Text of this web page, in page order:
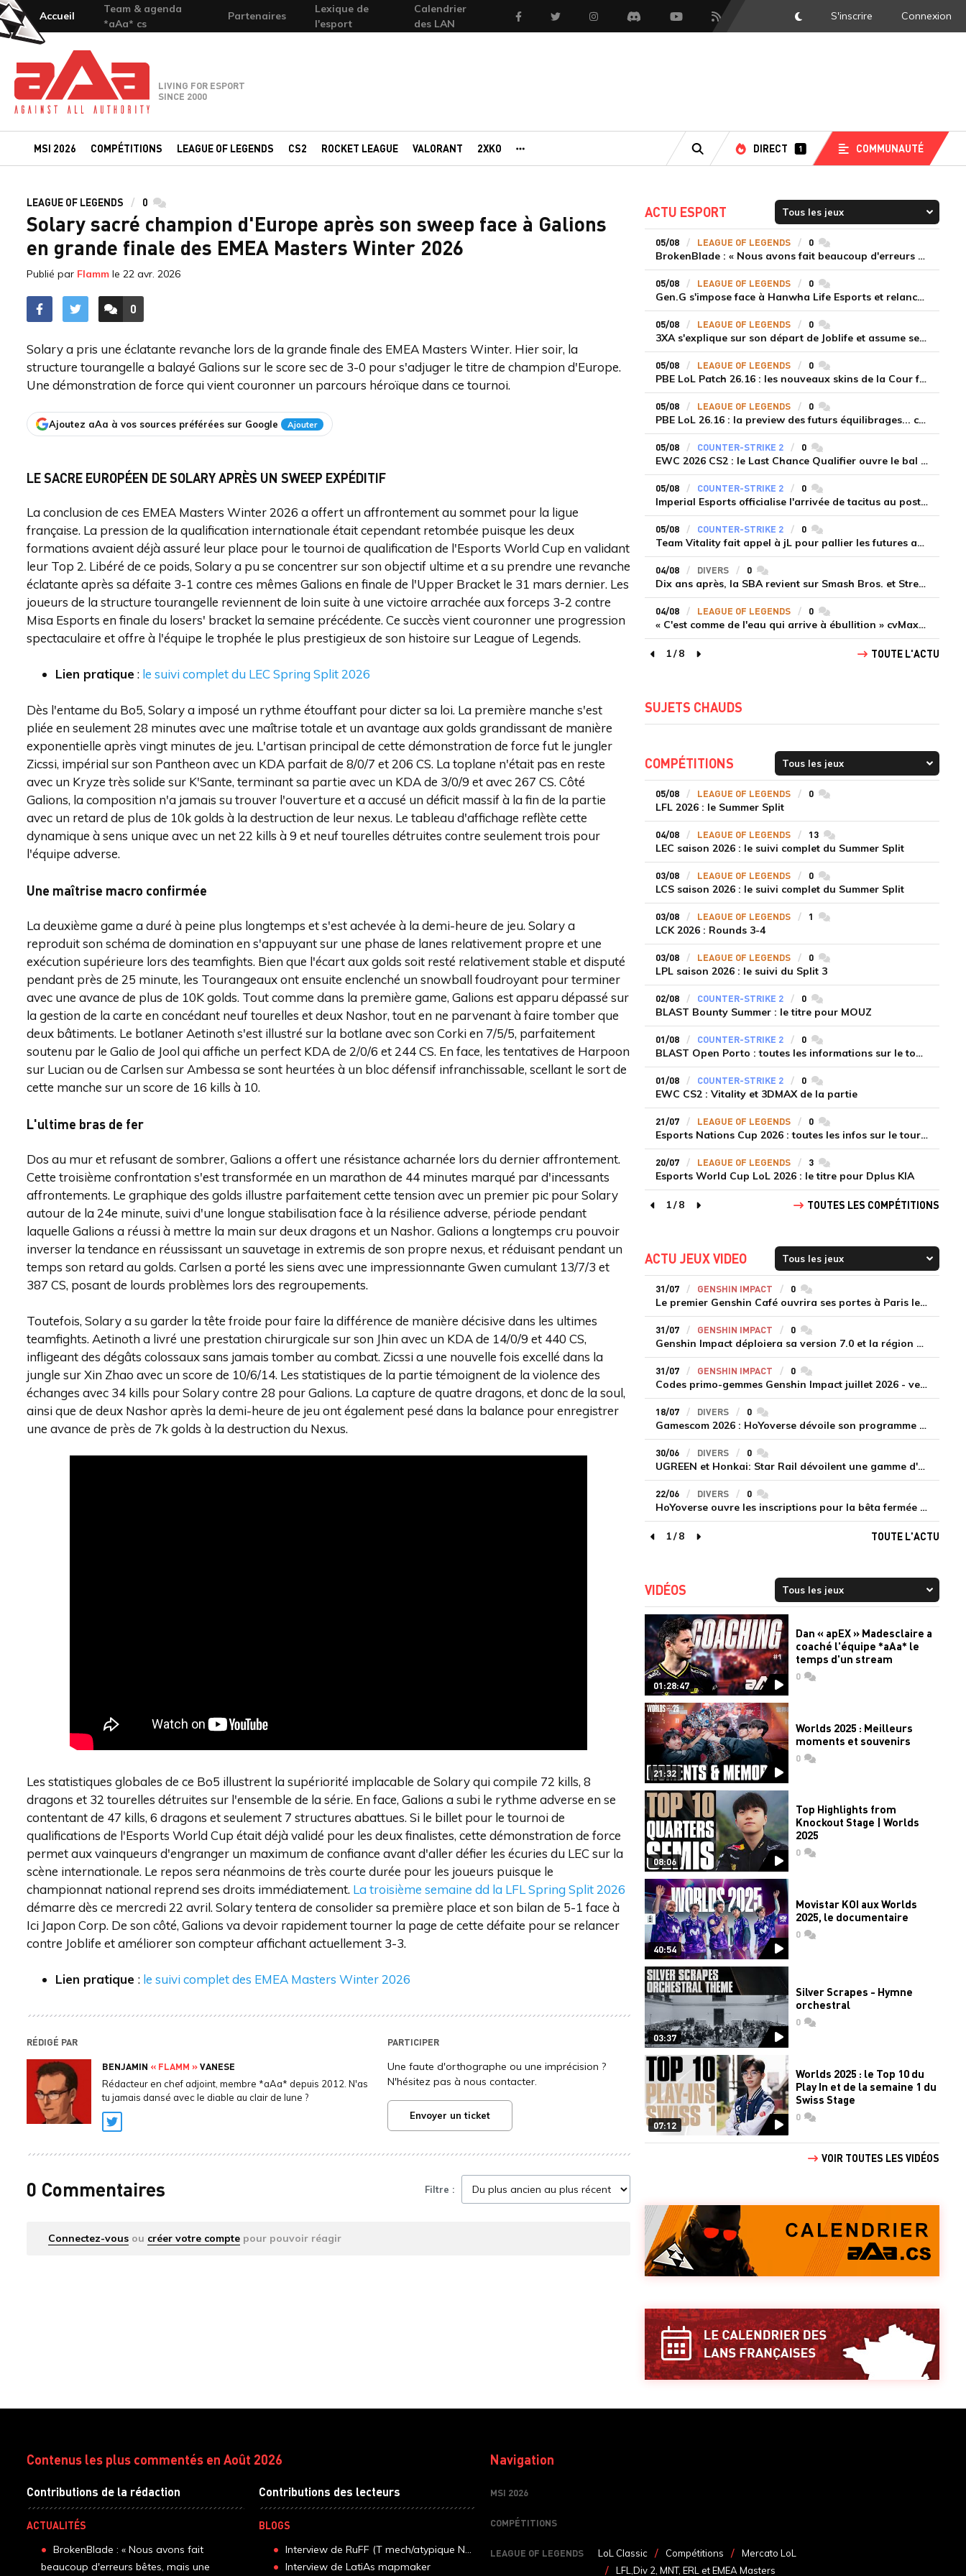
Accueil
Team & agenda
*aAa* cs
Partenaires
Lexique de
l'esport
Calendrier
des LAN
FacebookTwitter InstagramDiscord YoutubeFlux RSS DarkMode
S'inscrire Connexion
Team-aAa - against All authority
LIVING FOR ESPORT
SINCE 2000
MSI 2026 COMPÉTITIONS LEAGUE OF LEGENDS CS2 ROCKET LEAGUE VALORANT 2XKO
RECHERCHE
DIRECT 1 COMMUNAUTÉ
LEAGUE OF LEGENDS 0 commentaires
Solary sacré champion d'Europe après son sweep face à Galions
en grande finale des EMEA Masters Winter 2026
Publié par Flamm le 22 avr. 2026
ACCÉDER AUX
0
COMMENTAIRES
Solary a pris une éclatante revanche lors de la grande finale des EMEA Masters Winter. Hier soir, la
structure tourangelle a balayé Galions sur le score sec de 3-0 pour s'adjuger le titre de champion d'Europe.
Une démonstration de force qui vient couronner un parcours héroïque dans ce tournoi.
Ajoutez aAa à vos sources préférées sur Google Ajouter
LE SACRE EUROPÉEN DE SOLARY APRÈS UN SWEEP EXPÉDITIF
La conclusion de ces EMEA Masters Winter 2026 a offert un affrontement au sommet pour la ligue
française. La pression de la qualification internationale était cependant retombée puisque les deux
formations avaient déjà assuré leur place pour le tournoi de qualification de l'Esports World Cup en validant
leur Top 2. Libéré de ce poids, Solary a pu se concentrer sur son objectif ultime et a su prendre une revanche
éclatante après sa défaite 3-1 contre ces mêmes Galions en finale de l'Upper Bracket le 31 mars dernier. Les
joueurs de la structure tourangelle reviennent de loin suite à une victoire arrachée aux forceps 3-2 contre
Misa Esports en finale du losers' bracket la semaine précédente. Ce succès vient couronner une progression
spectaculaire et offre à l'équipe le trophée le plus prestigieux de son histoire sur League of Legends.
Lien pratique: le suivi complet du LEC Spring Split 2026
Dès l'entame du Bo5, Solary a imposé un rythme étouffant pour dicter sa loi. La première manche s'est
pliée en seulement 28 minutes avec une maîtrise totale et un avantage aux golds grandissant de manière
exponentielle après vingt minutes de jeu. L'artisan principal de cette démonstration de force fut le jungler
Zicssi, impérial sur son Pantheon avec un KDA parfait de 8/0/7 et 206 CS. La toplane n'était pas en reste
avec un Kryze très solide sur K'Sante, terminant sa partie avec un KDA de 3/0/9 et avec 267 CS. Côté
Galions, la composition n'a jamais su trouver l'ouverture et a accusé un déficit massif à la fin de la partie
avec un retard de plus de 10k golds à la destruction de leur nexus. Le tableau d'affichage reflète cette
dynamique à sens unique avec un net 22 kills à 9 et neuf tourelles détruites contre seulement trois pour
l'équipe adverse.
Une maîtrise macro confirmée
La deuxième game a duré à peine plus longtemps et s'est achevée à la demi-heure de jeu. Solary a
reproduit son schéma de domination en s'appuyant sur une phase de lanes relativement propre et une
exécution supérieure lors des teamfights. Bien que l'écart aux golds soit resté relativement stable et disputé
pendant près de 25 minute, les Tourangeaux ont ensuite enclenché un snowball foudroyant pour terminer
avec une avance de plus de 10K golds. Tout comme dans la première game, Galions est apparu dépassé sur
la gestion de la carte en concédant neuf tourelles et deux Nashor, tout en ne parvenant à faire tomber que
deux bâtiments. Le botlaner Aetinoth s'est illustré sur la botlane avec son Corki en 7/5/5, parfaitement
soutenu par le Galio de Jool qui affiche un perfect KDA de 2/0/6 et 244 CS. En face, les tentatives de Harpoon
sur Lucian ou de Carlsen sur Ambessa se sont heurtées à un bloc défensif infranchissable, scellant le sort de
cette manche sur un score de 16 kills à 10.
L'ultime bras de fer
Dos au mur et refusant de sombrer, Galions a offert une résistance acharnée lors du dernier affrontement.
Cette troisième confrontation s'est transformée en un marathon de 44 minutes marqué par d'incessants
affrontements. Le graphique des golds illustre parfaitement cette tension avec un premier pic pour Solary
autour de la 24e minute, suivi d'une longue stabilisation face à la résilience adverse, période pendant
laquelle Galions a réussi à mettre la main sur deux dragons et un Nashor. Galions a longtemps cru pouvoir
inverser la tendance en réussissant un sauvetage in extremis de son propre nexus, et réduisant pendant un
temps son retard au golds. Carlsen a porté les siens avec une impressionnante Gwen cumulant 13/7/3 et
387 CS, posant de lourds problèmes lors des regroupements.
Toutefois, Solary a su garder la tête froide pour faire la différence de manière décisive dans les ultimes
teamfights. Aetinoth a livré une prestation chirurgicale sur son Jhin avec un KDA de 14/0/9 et 440 CS,
infligeant des dégâts colossaux sans jamais tomber au combat. Zicssi a une nouvelle fois excellé dans la
jungle sur Xin Zhao avec un score de 10/6/14. Les statistiques de la partie témoignent de la violence des
échanges avec 34 kills pour Solary contre 28 pour Galions. La capture de quatre dragons, et donc de la soul,
ainsi que de deux Nashor après la demi-heure de jeu ont également pesé dans la balance pour enregistrer
une avance de près de 7k golds à la destruction du Nexus.
Les statistiques globales de ce Bo5 illustrent la supériorité implacable de Solary qui compile 72 kills, 8
dragons et 32 tourelles détruites sur l'ensemble de la série. En face, Galions a subi le rythme adverse en se
contentant de 47 kills, 6 dragons et seulement 7 structures abattues. Si le billet pour le tournoi de
qualifications de l'Esports World Cup était déjà validé pour les deux finalistes, cette démonstration de force
permet aux vainqueurs d'engranger un maximum de confiance avant d'aller défier les écuries du LEC sur la
scène internationale. Le repos sera néanmoins de très courte durée pour les joueurs puisque le
championnat national reprend ses droits immédiatement. La troisième semaine dd la LFL Spring Split 2026
démarre dès ce mercredi 22 avril. Solary tentera de consolider sa première place et son bilan de 5-1 face à
Ici Japon Corp. De son côté, Galions va devoir rapidement tourner la page de cette défaite pour se relancer
contre Joblife et améliorer son compteur affichant actuellement 3-3.
Lien pratique : le suivi complet des EMEA Masters Winter 2026
RÉDIGÉ PAR
BENJAMIN « FLAMM »VANESE
Rédacteur en chef adjoint, membre *aAa* depuis 2012. N'as
tu jamais dansé avec le diable au clair de lune ?
Twitter
PARTICIPER
Une faute d'orthographe ou une imprécision ?
N'hésitez pas à nous contacter.
Envoyer un ticket
0 Commentaires Filtre :
Connectez-vous ou créer votre compte pour pouvoir réagir
ACTU ESPORT
05/08 LEAGUE OF LEGENDS 0commentaires
BrokenBlade : « Nous avons fait beaucoup d'erreurs bêtes, mais une victoire reste une victoire et c'est une chose dont on peut se réjouir »
05/08 LEAGUE OF LEGENDS 0commentaires
Gen.G s'impose face à Hanwha Life Esports et relance sa dynamique en LCK
05/08 LEAGUE OF LEGENDS 0commentaires
3XA s'explique sur son départ de Joblife et assume ses torts
05/08 LEAGUE OF LEGENDS 0commentaires
PBE LoL Patch 26.16 : les nouveaux skins de la Cour féérique
05/08 LEAGUE OF LEGENDS 0commentaires
PBE LoL 26.16 : la preview des futurs équilibrages... coup d'arrêt pour les supports roamers
05/08 COUNTER-STRIKE 2 0commentaires
EWC 2026 CS2 : le Last Chance Qualifier ouvre le bal à Paris du 7 au 9 août
05/08 COUNTER-STRIKE 2 0commentaires
Imperial Esports officialise l'arrivée de tacitus au poste d'entraîneur
05/08 COUNTER-STRIKE 2 0commentaires
Team Vitality fait appel à jL pour pallier les futures absences d'apEX et mezii
04/08 DIVERS 0commentaires
Dix ans après, la SBA revient sur Smash Bros. et Street Fighter
04/08 LEAGUE OF LEGENDS 0commentaires
« C'est comme de l'eau qui arrive à ébullition » cvMax décrypte la montée en puissance de Dplus KIA
page précédente
1/8
page suivante
TOUTE L'ACTU
SUJETS CHAUDS
COMPÉTITIONS
05/08 LEAGUE OF LEGENDS 0commentaires
LFL 2026 : le Summer Split
04/08 LEAGUE OF LEGENDS 13commentaires
LEC saison 2026 : le suivi complet du Summer Split
03/08 LEAGUE OF LEGENDS 0commentaires
LCS saison 2026 : le suivi complet du Summer Split
03/08 LEAGUE OF LEGENDS 1 commentaires
LCK 2026 : Rounds 3-4
03/08 LEAGUE OF LEGENDS 0commentaires
LPL saison 2026 : le suivi du Split 3
02/08 COUNTER-STRIKE 2 0commentaires
BLAST Bounty Summer : le titre pour MOUZ
01/08 COUNTER-STRIKE 2 0commentaires
BLAST Open Porto : toutes les informations sur le tournoi
01/08 COUNTER-STRIKE 2 0commentaires
EWC CS2 : Vitality et 3DMAX de la partie
21/07 LEAGUE OF LEGENDS 0commentaires
Esports Nations Cup 2026 : toutes les infos sur le tournoi
20/07 LEAGUE OF LEGENDS 3commentaires
Esports World Cup LoL 2026 : le titre pour Dplus KIA
page précédente
1/8
page suivante
TOUTES LES COMPÉTITIONS
ACTU JEUX VIDEO
31/07 GENSHIN IMPACT 0commentaires
Le premier Genshin Café ouvrira ses portes à Paris le 14 août
31/07 GENSHIN IMPACT 0commentaires
Genshin Impact déploiera sa version 7.0 et la région de Snezhnaya le 12 août
31/07 GENSHIN IMPACT 0commentaires
Codes primo-gemmes Genshin Impact juillet 2026 - version 7.0
18/07 DIVERS 0commentaires
Gamescom 2026 : HoYoverse dévoile son programme et présente deux nouveaux jeux inédits
30/06 DIVERS 0commentaires
UGREEN et Honkai: Star Rail dévoilent une gamme d'accessoires de recharge en édition limitée
22/06 DIVERS 0commentaires
HoYoverse ouvre les inscriptions pour la bêta fermée de Honkai : Nexus Anima
page précédente
1/8
page suivante
TOUTE L'ACTU
VIDÉOS
01:28:47
Dan « apEX » Madesclaire a
coaché l'équipe *aAa* le
temps d'un stream
0commentaires
21:32
Worlds 2025 : Meilleurs
moments et souvenirs
0commentaires
08:06
Top Highlights from
Knockout Stage | Worlds
2025
0commentaires
40:54
Movistar KOI aux Worlds
2025, le documentaire
0commentaires
03:37
Silver Scrapes - Hymne
orchestral
0commentaires
07:12
Worlds 2025 : le Top 10 du
Play In et de la semaine 1 du
Swiss Stage
0commentaires
VOIR TOUTES LES VIDÉOS
Contenus les plus commentés en Août 2026
Contributions de la rédaction
ACTUALITÉS
BrokenBlade : « Nous avons fait
beaucoup d'erreurs bêtes, mais une
Contributions des lecteurs
BLOGS
Interview de RuFF (T mech/atypique N...
Interview de LatiAs mapmaker
Navigation
MSI 2026
COMPÉTITIONS
LEAGUE OF LEGENDS LoL Classic Compétitions
Mercato LoL
LFL,Div 2, MNT, ERL et EMEA Masters